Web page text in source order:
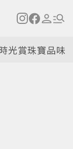
光賞珠寶品味